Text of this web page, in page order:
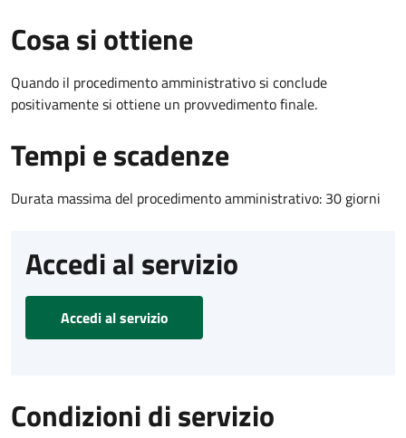
Cosa si ottiene
Quando il procedimento amministrativo si conclude
positivamente si ottiene un provvedimento finale.
Tempi e scadenze
Durata massima del procedimento amministrativo: 30 giorni
Accedi al servizio
Accedi al servizio
Condizioni di servizio